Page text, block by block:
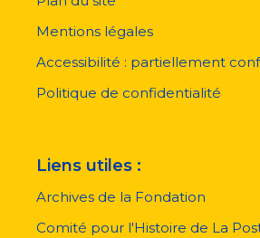
pied
page
Mentions légales
Accessibilité : partiellement
Politique de confidentialité
Liens utiles :
Archives de la Fondation
Comité pour l'Histoire de La